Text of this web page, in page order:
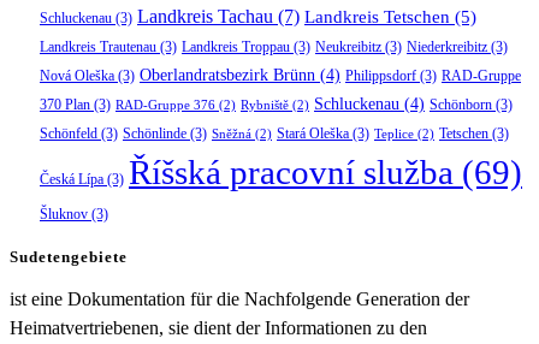
Schluckenau (3) Landkreis Tachau (7) Landkreis Tetschen (5)
Landkreis Trautenau (3) Landkreis Troppau (3) Neukreibitz (3) Niederkreibitz (3)
Nová Oleška (3) Oberlandratsbezirk Brünn (4) Philippsdorf (3) RAD-Gruppe
370 Plan (3) RAD-Gruppe 376 (2) Rybniště (2) Schluckenau (4) Schönborn (3)
Schönfeld (3) Schönlinde (3) Sněžná (2) Stará Oleška (3) Teplice (2) Tetschen (3)
Česká Lípa (3) Říšská pracovní služba (69)
Šluknov (3)
Sudetengebiete
ist eine Dokumentation für die Nachfolgende Generation der
Heimatvertriebenen, sie dient der Informationen zu den